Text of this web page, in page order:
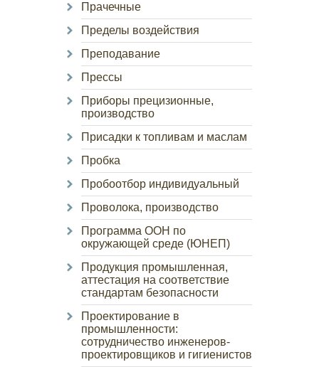
Прачечные
Пределы воздействия
Преподавание
Прессы
Приборы прецизионные,
производство
Присадки к топливам и маслам
Пробка
Пробоотбор индивидуальный
Проволока, производство
Программа ООН по
окружающей среде (ЮНЕП)
Продукция промышленная,
аттестация на соответствие
стандартам безопасности
Проектирование в
промышленности:
сотрудничество инженеров-
проектировщиков и гигиенистов